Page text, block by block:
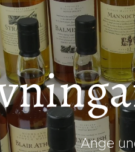
Ange